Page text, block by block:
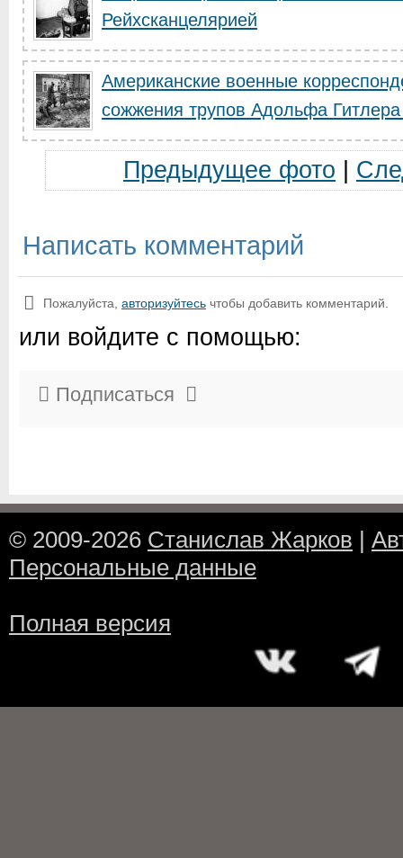
Рейхсканцелярией
Американские военные
сожжения трупов Адольфа
Предыдущее фото
Написать комментарий
Пожалуйста, авторизуйтесь чтобы добавить комментарий.
или войдите с помощью:
Подписаться
© 2009-2026 Станислав Жарков |
Персональные данные
Полная версия